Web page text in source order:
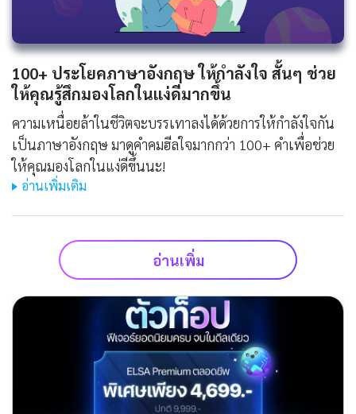
100+ ประโยคภาษาอังกฤษ ให้กําลังใจ สั้นๆ ช่วย
ให้คุณรู้สึกมองโลกในแง่ดีมากขึ้น
ความเหนื่อยล้าในชีวิตจะบรรเทาลงได้ด้วยการให้กำลังใจกัน
เป็นภาษาอังกฤษ มาดูคำคมฮีลใจมากกว่า 100+ คำเพื่อช่วย
ให้คุณมองโลกในแง่ดีขึ้นนะ!
อ่านเพิ่มเติม
อ่านเพิ่ม